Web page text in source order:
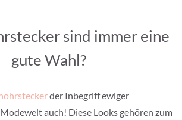
sind immer eine
gute Wahl?
der Inbegriff ewiger
auch! Diese Looks gehören zum